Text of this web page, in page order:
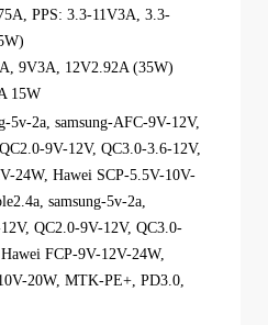
PPS: 3.3-11V3A, 3.3-
9V3A, 12V2.92A (35W)
15W
5v-2a, samsung-AFC-9V-12V,
9V-12V, QC3.0-3.6-12V,
24W, Hawei SCP-5.5V-10V-
samsung-5v-2a,
QC2.0-9V-12V, QC3.0-
FCP-9V-12V-24W,
20W, MTK-PE+, PD3.0,